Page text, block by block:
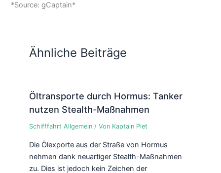
*Source: gCaptain*
Ähnliche Beiträge
Öltransporte durch Hormus: Tanker
nutzen Stealth-Maßnahmen
Schifffahrt Allgemein/ Von Kaptain Piet
Die Ölexporte aus der Straße von Hormus
nehmen dank neuartiger Stealth-Maßnahmen
zu. Dies ist jedoch kein Zeichen der